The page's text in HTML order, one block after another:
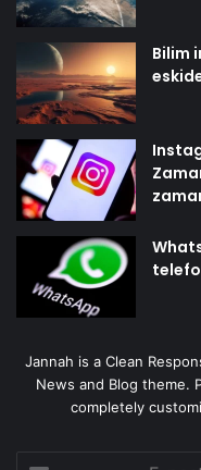
Bilim
Jannah is a Clean
News and Blog theme.
completely